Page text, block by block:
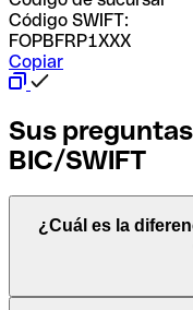
Código SWIFT:
FOPBFRP1XXX
Copiar
Sus
BIC/SWIFT
¿Cuál es la